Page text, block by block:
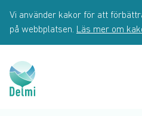
Vi använder kakor för att
på webbplatsen. Läs mer om